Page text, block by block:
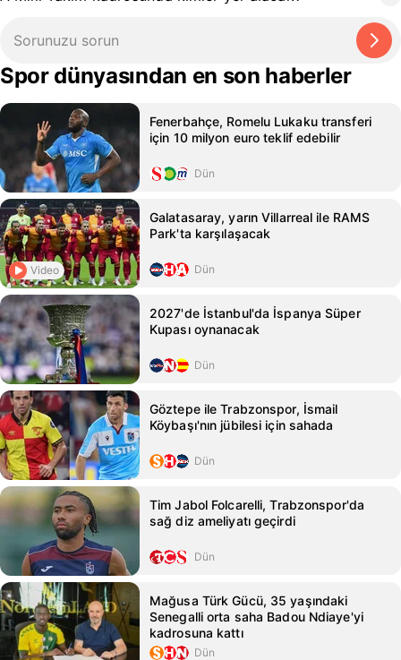
Spor dünyasından en son haberler
Fenerbahçe, Romelu Lukaku transferi
için 10 milyon euro teklif edebilir
Dün
Video
Galatasaray, yarın Villarreal ile RAMS
Park'ta karşılaşacak
Dün
2027'de İstanbul'da İspanya Süper
Kupası oynanacak
Dün
Göztepe ile Trabzonspor, İsmail
Köybaşı'nın jübilesi için sahada
Dün
Tim Jabol Folcarelli, Trabzonspor'da
sağ diz ameliyatı geçirdi
Dün
Mağusa Türk Gücü, 35 yaşındaki
Senegalli orta saha Badou Ndiaye'yi
kadrosuna kattı
Dün